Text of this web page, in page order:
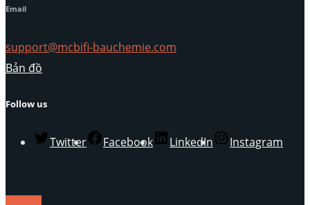
Email
support@mcbifi-bauchemie.com
Bản đồ
Follow us
Twitter Facebook LinkedIn Instagram